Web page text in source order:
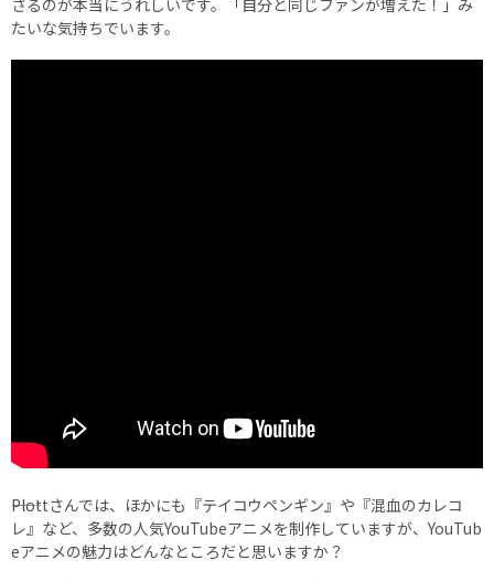
たいな気持ちでいます。
――Plottさんでは、ほかにも『テイコウペンギン』や『混血のカレコ
レ』など、多数の人気YouTubeアニメを制作していますが、YouTub
eアニメの魅力はどんなところだと思いますか？